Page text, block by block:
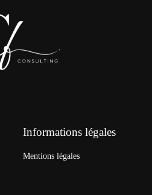
Informations légales
Mentions légales